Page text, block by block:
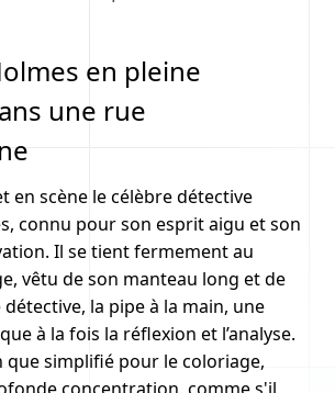
en pleine
une rue
en scène le célèbre détective
connu pour son esprit aigu et son
Il se tient fermement au
vêtu de son manteau long et de
la pipe à la main, une
à la fois la réflexion et l’analyse.
que simplifié pour le coloriage,